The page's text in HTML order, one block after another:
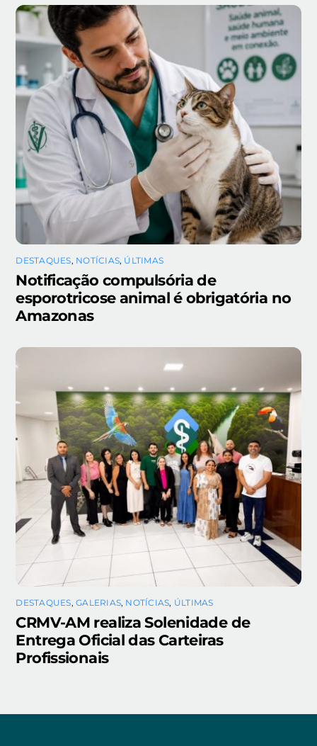
DESTAQUES, NOTÍCIAS, ÚLTIMAS
Notificação compulsória de
esporotricose animal é obrigatória no
Amazonas
DESTAQUES,GALERIAS, NOTÍCIAS, ÚLTIMAS
CRMV-AM realiza Solenidade de
Entrega Oficial das Carteiras
Profissionais